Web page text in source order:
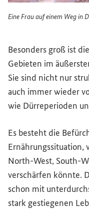
Eine Frau auf einem Weg in
Besonders groß ist
Gebieten im
Sie sind nicht nur
auch immer wieder
wie Dürreperioden
Es besteht die
Ernährungssituation,
North-West, South-
verschärfen könnte.
schon mit
stark gestiegenen